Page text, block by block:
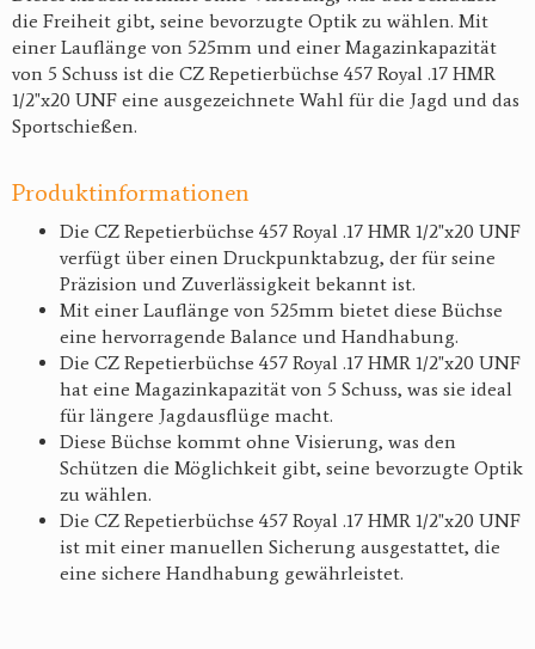
die Freiheit gibt, seine bevorzugte Optik zu wählen. Mit
einer Lauflänge von 525mm und einer Magazinkapazität
von 5 Schuss ist die CZ Repetierbüchse 457 Royal .17 HMR
1/2"x20 UNF eine ausgezeichnete Wahl für die Jagd und das
Sportschießen.
Produktinformationen
Die CZ Repetierbüchse 457 Royal .17 HMR 1/2"x20 UNF
verfügt über einen Druckpunktabzug, der für seine
Präzision und Zuverlässigkeit bekannt ist.
Mit einer Lauflänge von 525mm bietet diese Büchse
eine hervorragende Balance und Handhabung.
Die CZ Repetierbüchse 457 Royal .17 HMR 1/2"x20 UNF
hat eine Magazinkapazität von 5 Schuss, was sie ideal
für längere Jagdausflüge macht.
Diese Büchse kommt ohne Visierung, was den
Schützen die Möglichkeit gibt, seine bevorzugte Optik
zu wählen.
Die CZ Repetierbüchse 457 Royal .17 HMR 1/2"x20 UNF
ist mit einer manuellen Sicherung ausgestattet, die
eine sichere Handhabung gewährleistet.